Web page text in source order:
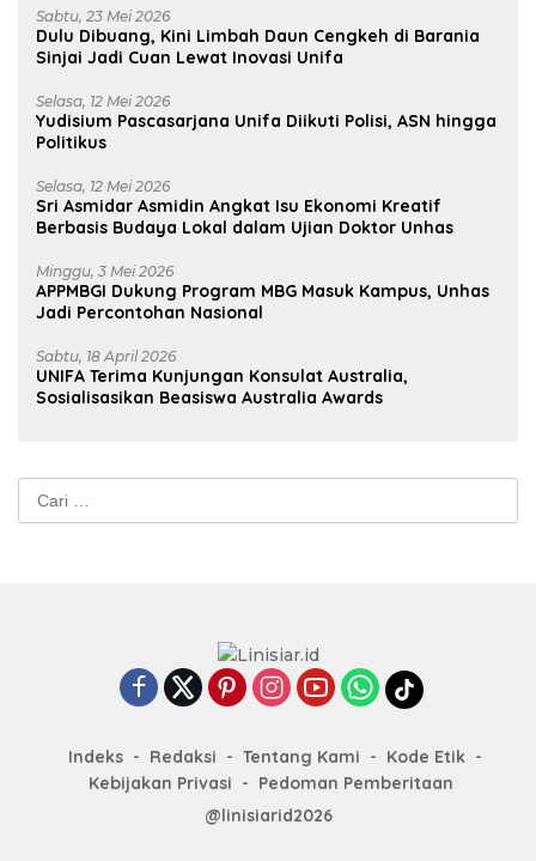
Sabtu, 23 Mei 2026
Dulu Dibuang, Kini Limbah Daun Cengkeh di Barania
Sinjai Jadi Cuan Lewat Inovasi Unifa
Selasa, 12 Mei 2026
Yudisium Pascasarjana Unifa Diikuti Polisi, ASN hingga
Politikus
Selasa, 12 Mei 2026
Sri Asmidar Asmidin Angkat Isu Ekonomi Kreatif
Berbasis Budaya Lokal dalam Ujian Doktor Unhas
Minggu, 3 Mei 2026
APPMBGI Dukung Program MBG Masuk Kampus, Unhas
Jadi Percontohan Nasional
Sabtu, 18 April 2026
UNIFA Terima Kunjungan Konsulat Australia,
Sosialisasikan Beasiswa Australia Awards
Cari
untuk:
Indeks Redaksi Tentang Kami
Kode Etik
Kebijakan Privasi
Pedoman Pemberitaan
@linisiarid2026